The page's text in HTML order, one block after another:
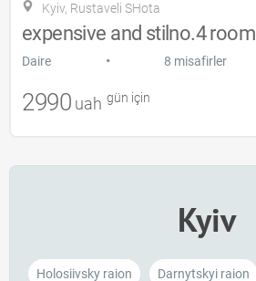
Kyiv, Rustaveli SHota
expensive and stilno.4 room
Daire • 8 misafirler
2990 uah gün için
Kyiv
Holosiivsky raion Darnytskyi raion